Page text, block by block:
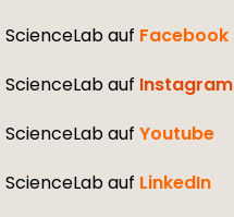
ScienceLab auf Facebook
ScienceLab auf Instagram
ScienceLab auf Youtube
ScienceLab auf LinkedIn